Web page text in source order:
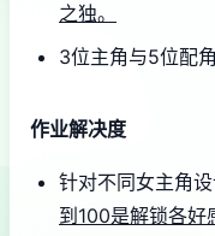
之独。
3位主角与5位配
作业解决度
针对不同女主角设
到100是解锁各好